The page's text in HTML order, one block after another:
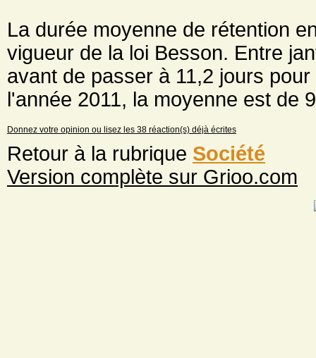
La durée moyenne de rétention
vigueur de la loi Besson. Entre
avant de passer à 11,2 jours
l'année 2011, la moyenne est de
Donnez votre opinion ou lisez les 38 réaction(s) déjà écrites
Retour à la rubrique Société
Version complète sur Grioo.com